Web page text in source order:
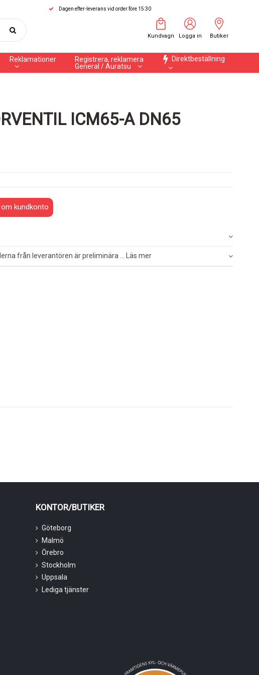
Dagen efter-leverans vid order före 15:30
Kundvagn Logga in Butiker
Reklamationer
Registrera, reklamera
General / Auratsu
Direktbeställning
ICM65-A DN65
kundkonto
från leverantören är preliminära ... Läs mer
KONTOR/BUTIKER
Göteborg
Malmö
Örebro
Stockholm
Uppsala
Lediga tjänster